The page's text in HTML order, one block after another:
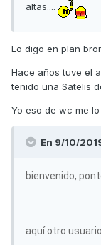
altas....
Lo digo en plan
Hace años tuve el
tenido una Satelis
Yo eso de wc me
En 9/10/
bienvenido,
aquí otro